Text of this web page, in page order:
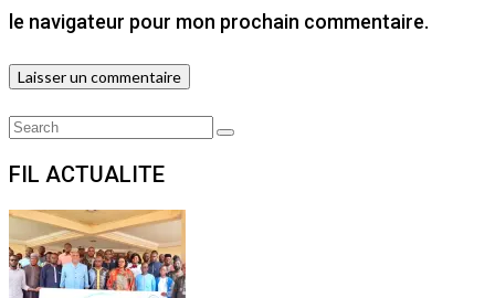
le navigateur pour mon prochain commentaire.
Search
Search
FIL ACTUALITE